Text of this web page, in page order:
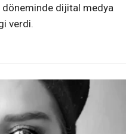
döneminde dijital medya
verdi.